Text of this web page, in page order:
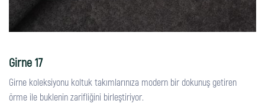
Girne 17
Girne koleksiyonu koltuk takımlarınıza modern bir dokunuş getiren
örme ile buklenin zarifliğini birleştiriyor.